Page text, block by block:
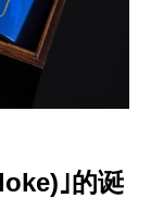
｣的诞